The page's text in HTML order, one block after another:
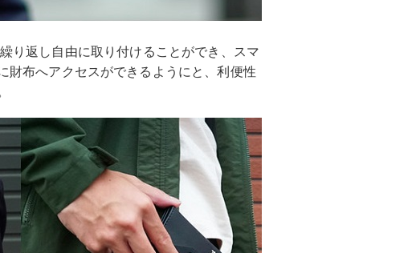
り返し自由に取り付けることができ、スマ
財布へアクセスができるようにと、利便性